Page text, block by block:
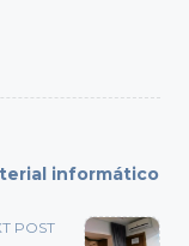
informático
POST